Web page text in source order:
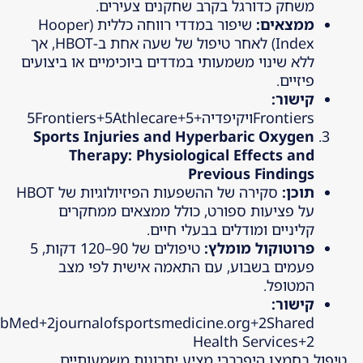
משחק כדורגל בקרב שחקנים צעירים.
ממצאים:
שיפור במדדי רווחה כללית (Hooper
Index) לאחר טיפול של שעה אחת ב-HBOT, אך
ללא שינוי משמעותי במדדים ביוכימיים או ביצועים
פיזיים.
קישור:
Frontiersויקיפדיה+5Frontiers+5Athlecare+5
Sports Injuries and Hyperbaric Oxygen
Therapy: Physiological Effects and
Previous Findings
תוכן:
סקירה של ההשפעות הפיזיולוגיות של HBOT
על פציעות ספורט, כולל ממצאים ממחקרים
קליניים ומודלים בבעלי חיים.
פרוטוקול מומלץ:
טיפולים של 90–120 דקות, 5
פעמים בשבוע, עם התאמה אישית לפי מצב
המטופל.
קישור:
Health Services+2